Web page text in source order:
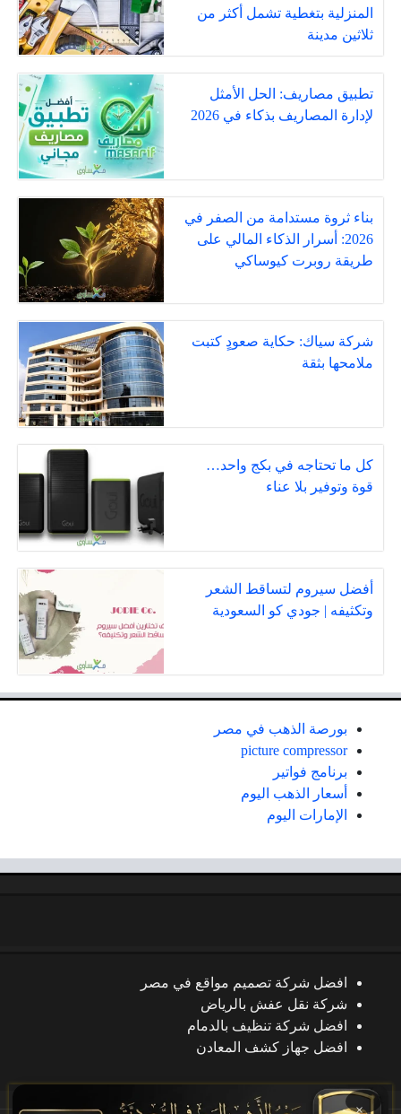
المنزلية بتغطية تشمل أكثر من
ثلاثين مدينة
تطبيق مصاريف: الحل الأمثل
لإدارة المصاريف بذكاء في 2026
بناء ثروة مستدامة من الصفر في
2026: أسرار الذكاء المالي على
طريقة روبرت كيوساكي
شركة سياك: حكاية صعودٍ كتبت
ملامحها بثقة
كل ما تحتاجه في بكج واحد…
قوة وتوفير بلا عناء
أفضل سيروم لتساقط الشعر
وتكثيفه | جودي كو السعودية
بورصة الذهب في مصر
picture compressor
برنامج فواتير
أسعار الذهب اليوم
الإمارات اليوم
افضل شركة تصميم مواقع في مصر
شركة نقل عفش بالرياض
افضل شركة تنظيف بالدمام
افضل جهاز كشف المعادن
×